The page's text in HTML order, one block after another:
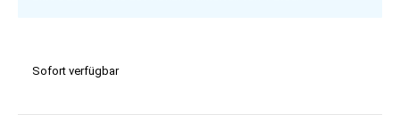
Sofort verfügbar